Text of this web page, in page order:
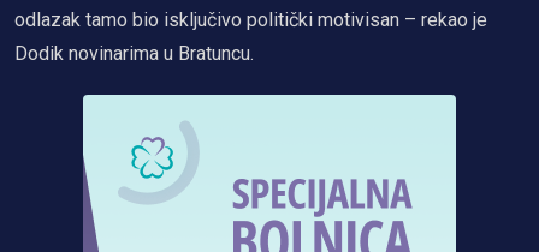
odlazak tamo bio isključivo politički motivisan – rekao je
Dodik novinarima u Bratuncu.